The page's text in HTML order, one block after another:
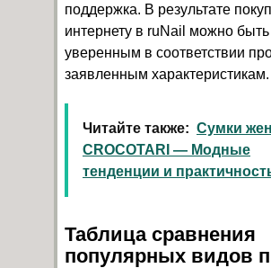
поддержка. В результате
интернету в ruNail можно быть
уверенным в соответствии
заявленным характеристикам.
Читайте также: Сумки
CROCOTARI — Модные
тенденции и
Таблица сравнения
популярных видов